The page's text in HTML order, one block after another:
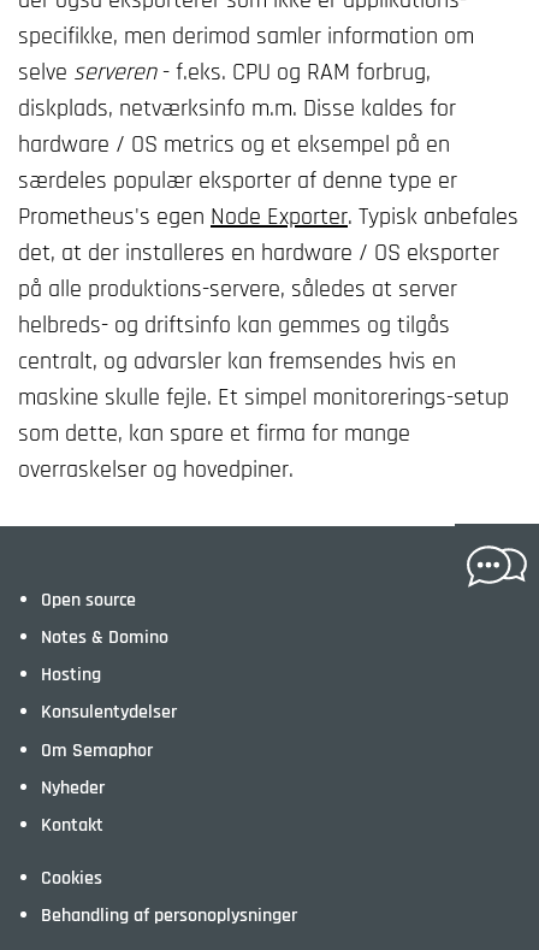
specifikke, men derimod samler information om
selve serveren- f.eks. CPU og RAM forbrug,
diskplads, netværksinfo m.m. Disse kaldes for
hardware / OS metrics og et eksempel på en
særdeles populær eksporter af denne type er
Prometheus's egen Node Exporter. Typisk anbefales
det, at der installeres en hardware / OS eksporter
på alle produktions-servere, således at server
helbreds- og driftsinfo kan gemmes og tilgås
centralt, og advarsler kan fremsendes hvis en
maskine skulle fejle. Et simpel monitorerings-setup
som dette, kan spare et firma for mange
overraskelser og hovedpiner.
Open source
Notes & Domino
Hosting
Konsulentydelser
Om Semaphor
Nyheder
Kontakt
Cookies
Behandling af personoplysninger